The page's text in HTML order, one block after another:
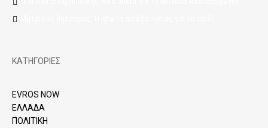
ΚΑΤΗΓΟΡΙΕΣ
EVROS NOW
ΕΛΛΑΔΑ
ΠΟΛΙΤΙΚΗ